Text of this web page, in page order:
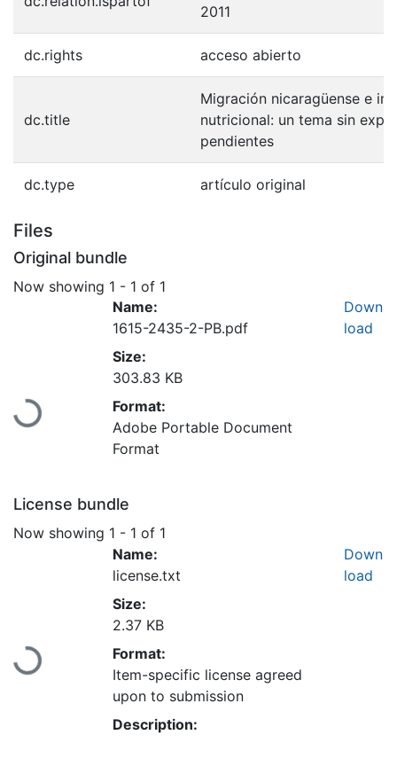
2011
dc.rights acceso abierto
dc.title
Migración nicaragüense e
nutricional: un tema sin
pendientes
dc.type artículo original
Files
Original bundle
Now showing 1 - 1 of 1
Loading...
Name:
1615-2435-2-PB.pdf
Size:
303.83 KB
Format:
Adobe Portable Document
Format
Down
load
License bundle
Now showing 1 - 1 of 1
Loading...
Name:
license.txt
Size:
2.37 KB
Format:
Item-specific license agreed
upon to submission
Description:
Down
load